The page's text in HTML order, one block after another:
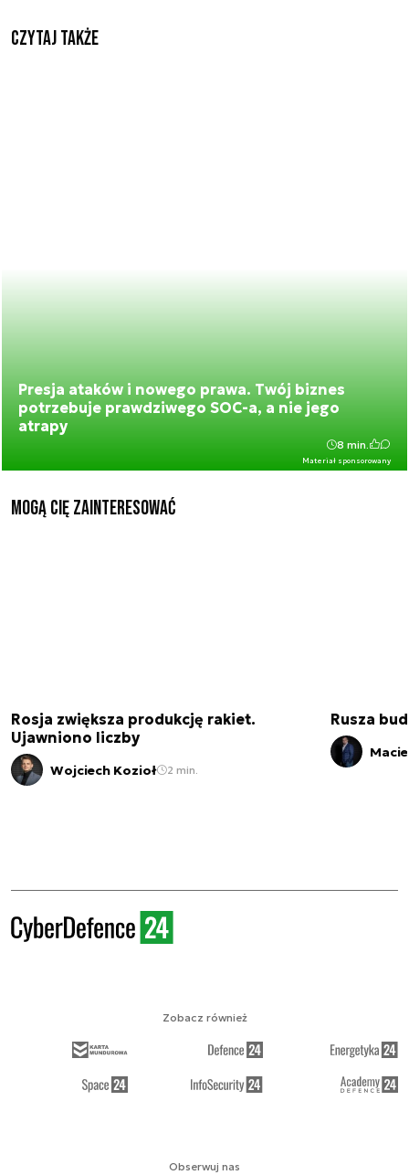
Czytaj także
Presja ataków i nowego prawa. Twój biznes
potrzebuje prawdziwego SOC-a, a nie jego
atrapy
Materiał sponsorowany
8 min.
Mogą Cię zainteresować
Rosja zwiększa produkcję rakiet.
Ujawniono liczby
Wojciech Kozioł 2 min.
Rusza
Obserwuj nas
Zobacz również